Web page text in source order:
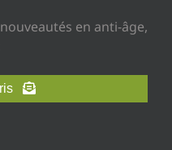
en anti-âge,